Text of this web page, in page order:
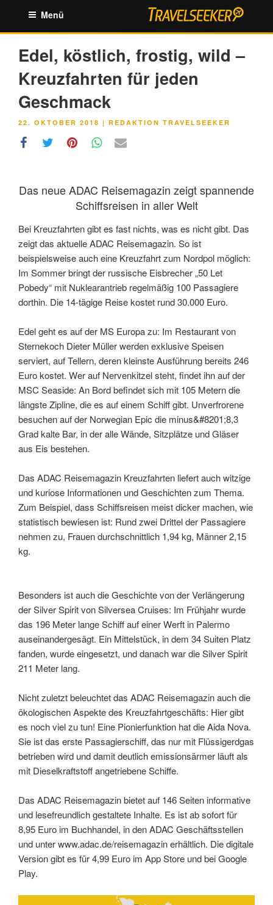
springen
Menü
Edel, köstlich, frostig, wild –
Kreuzfahrten für jeden
Geschmack
VERÖFFENTLICHT
22. OKTOBER 2018 | REDAKTION TRAVELSEEKER
Das neue ADAC Reisemagazin zeigt spannende
Schiffsreisen in aller Welt
Bei Kreuzfahrten gibt es fast nichts, was es nicht gibt. Das
zeigt das aktuelle ADAC Reisemagazin. So ist
beispielsweise auch eine Kreuzfahrt zum Nordpol möglich:
Im Sommer bringt der russische Eisbrecher „50 Let
Pobedy“ mit Nuklearantrieb regelmäßig 100 Passagiere
dorthin. Die 14-tägige Reise kostet rund 30.000 Euro.
Edel geht es auf der MS Europa zu: Im Restaurant von
Sternekoch Dieter Müller werden exklusive Speisen
serviert, auf Tellern, deren kleinste Ausführung bereits 246
Euro kostet. Wer auf Nervenkitzel steht, findet ihn auf der
MSC Seaside: An Bord befindet sich mit 105 Metern die
längste Zipline, die es auf einem Schiff gibt. Unverfrorene
besuchen auf der Norwegian Epic die minus&#8201;8,3
Grad kalte Bar, in der alle Wände, Sitzplätze und Gläser
aus Eis bestehen.
Das ADAC Reisemagazin Kreuzfahrten liefert auch witzige
und kuriose Informationen und Geschichten zum Thema.
Zum Beispiel, dass Schiffsreisen meist dicker machen, wie
statistisch bewiesen ist: Rund zwei Drittel der Passagiere
nehmen zu, Frauen durchschnittlich 1,94 kg, Männer 2,15
kg.
Besonders ist auch die Geschichte von der Verlängerung
der Silver Spirit von Silversea Cruises: Im Frühjahr wurde
das 196 Meter lange Schiff auf einer Werft in Palermo
auseinandergesägt. Ein Mittelstück, in dem 34 Suiten Platz
fanden, wurde eingesetzt, und danach war die Silver Spirit
211 Meter lang.
Nicht zuletzt beleuchtet das ADAC Reisemagazin auch die
ökologischen Aspekte des Kreuzfahrtgeschäfts: Hier gibt
es noch viel zu tun! Eine Pionierfunktion hat die Aida Nova.
Sie ist das erste Passagierschiff, das nur mit Flüssigerdgas
betrieben wird und damit deutlich emissionsärmer läuft als
mit Dieselkraftstoff angetriebene Schiffe.
Das ADAC Reisemagazin bietet auf 146 Seiten informative
und lesefreundlich gestaltete Inhalte. Es ist ab sofort für
8,95 Euro im Buchhandel, in den ADAC Geschäftsstellen
und unter www.adac.de/reisemagazin erhältlich. Die digitale
Version gibt es für 4,99 Euro im App Store und bei Google
Play.